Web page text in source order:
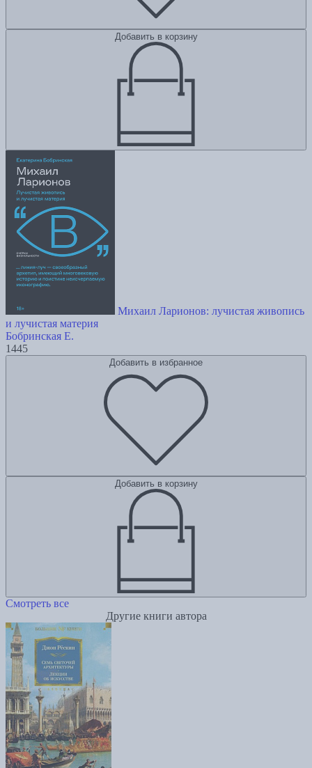
Добавить в корзину
Михаил Ларионов: лучистая живопись
и лучистая материя
Бобринская Е.
1445
Добавить в избранное
Добавить в корзину
Смотреть все
Другие книги автора